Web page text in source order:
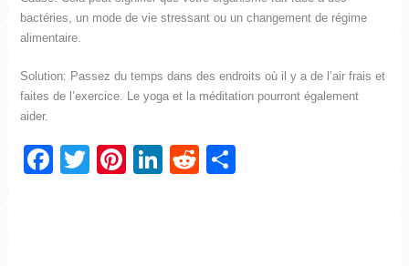
bactéries, un mode de vie stressant ou un changement de régime
alimentaire.
Solution: Passez du temps dans des endroits où il y a de l’air frais et
faites de l’exercice. Le yoga et la méditation pourront également
aider.
Facebook
TwitterPinterest
LinkedIn
Reddit